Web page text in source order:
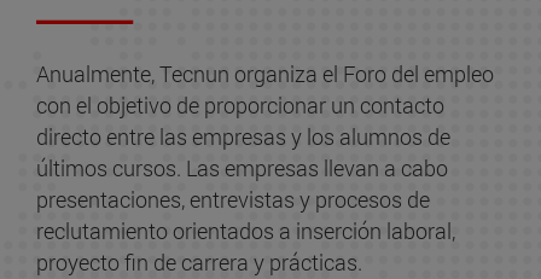
Anualmente, Tecnun organiza el Foro del empleo
con el objetivo de proporcionar un contacto
directo entre las empresas y los alumnos de
últimos cursos. Las empresas llevan a cabo
presentaciones, entrevistas y procesos de
reclutamiento orientados a inserción laboral,
proyecto fin de carrera y prácticas.